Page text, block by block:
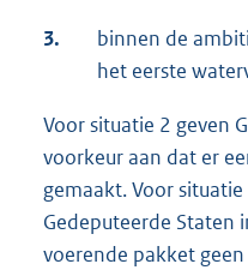
3.
binnen de
het eerste
Voor situatie 2 geven
voorkeur aan dat er
gemaakt. Voor
Gedeputeerde Staten
voerende pakket